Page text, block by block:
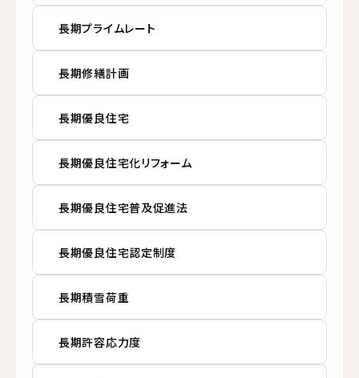
長期プライムレート
長期修繕計画
長期優良住宅
長期優良住宅化リフォーム
長期優良住宅普及促進法
長期優良住宅認定制度
長期積雪荷重
長期許容応力度